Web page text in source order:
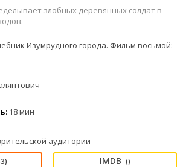
злобных деревянных солдат в
Изумрудного города. Фильм восьмой:
18 мин
аудитории
()